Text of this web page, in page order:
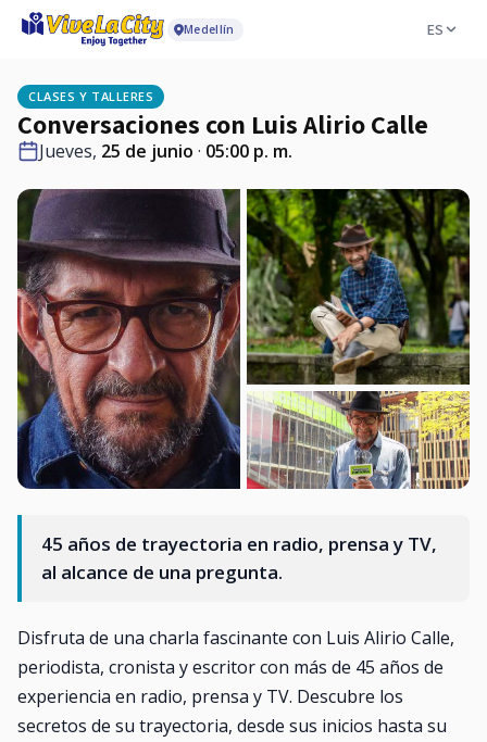
Medellín ES
CLASES Y TALLERES
Conversaciones con Luis Alirio Calle
Jueves, 25 de junio · 05:00 p. m.
45 años de trayectoria en radio, prensa y TV,
al alcance de una pregunta.
Disfruta de una charla fascinante con Luis Alirio Calle,
periodista, cronista y escritor con más de 45 años de
experiencia en radio, prensa y TV. Descubre los
secretos de su trayectoria, desde sus inicios hasta su